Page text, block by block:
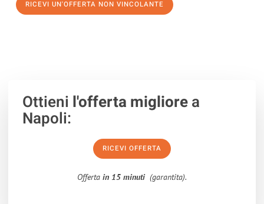
RICEVI UN'OFFERTA NON VINCOLANTE
Ottieni l'offerta migliorea
Napoli:
RICEVI OFFERTA
Offerta in 15 minuti (garantita).